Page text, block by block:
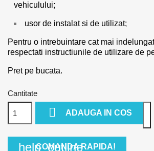
vehiculului;
usor de instalat si de utilizat;
Pentru o intrebuintare cat mai
respectati instructiunile de utilizare de
Pret pe bucata.
Cantitate
 ADAUGA IN COS
help_outline
COMANDA RAPIDA!